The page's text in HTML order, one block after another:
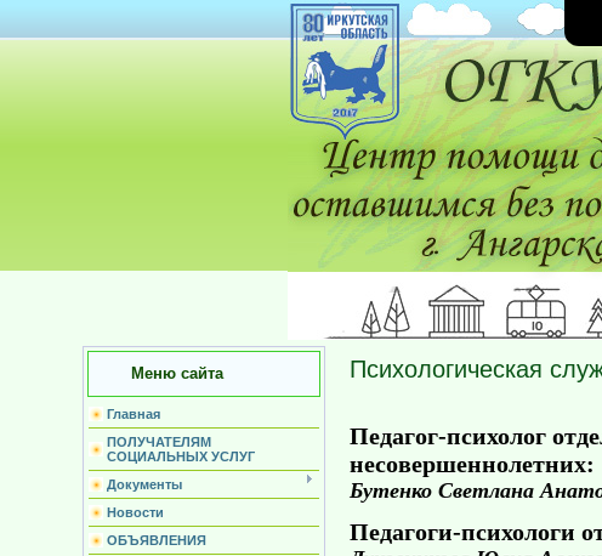
Меню сайта
Главная
ПОЛУЧАТЕЛЯМ
СОЦИАЛЬНЫХ УСЛУГ
Документы
Новости
ОБЪЯВЛЕНИЯ
Психологическая
Педагог-психолог
несовершеннолетних:
Бутенко Светлана
Педагоги-психологи